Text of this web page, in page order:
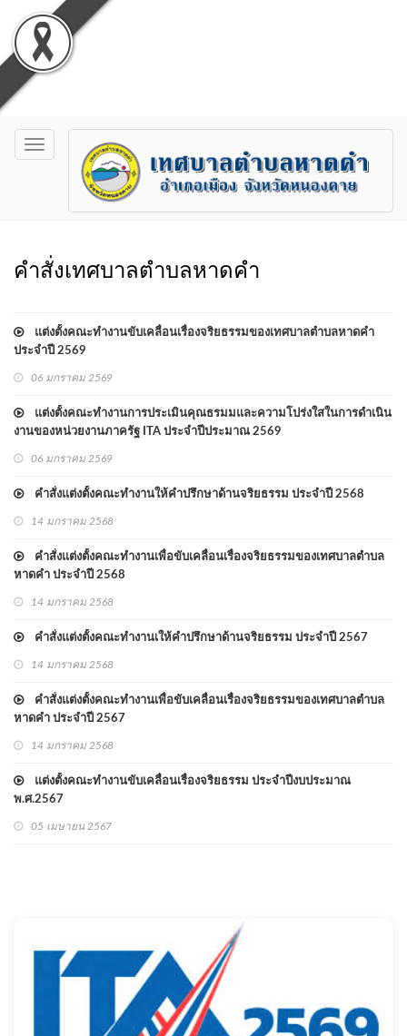
Toggle
navigation
คำสั่งเทศบาลตำบลหาดคำ
แต่งตั้งคณะทำงานขับเคลื่อนเรื่องจริยธรรมของเทศบาลตำบลหาดคำ
ประจำปี 2569
06 มกราคม 2569
แต่งตั้งคณะทำงานการประเมินคุณธรมมและความโปร่งใสในการดำเนิน
งานของหน่วยงานภาครัฐ ITA ประจำปีประมาณ 2569
06 มกราคม 2569
คำสั่งแต่งตั้งคณะทำงานให้คำปรึกษาด้านจริยธรรม ประจำปี 2568
14 มกราคม 2568
คำสั่งแต่งตั้งคณะทำงานเพื่อขับเคลื่อนเรื่องจริยธรรมของเทศบาลตำบล
หาดคำ ประจำปี 2568
14 มกราคม 2568
คำสั่งแต่งตั้งคณะทำงานเให้คำปรึกษาด้านจริยธรรม ประจำปี 2567
14 มกราคม 2568
คำสั่งแต่งตั้งคณะทำงานเพื่อขับเคลื่อนเรื่องจริยธรรมของเทศบาลตำบล
หาดคำ ประจำปี 2567
14 มกราคม 2568
แต่งตั้งคณะทำงานขับเคลื่อนเรื่องจริยธรรม ประจำปีงบประมาณ
พ.ศ.2567
05 เมษายน 2567